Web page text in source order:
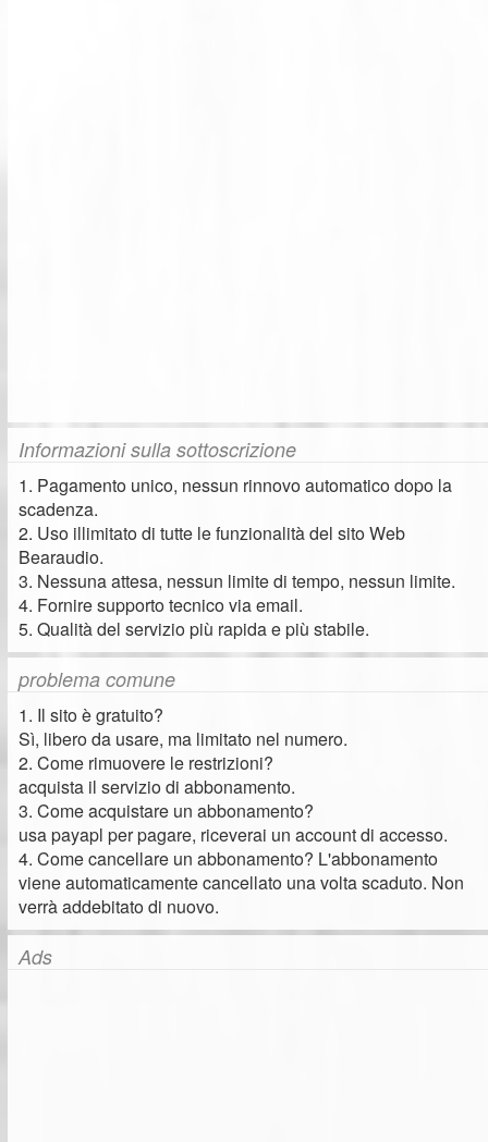
Informazioni sulla sottoscrizione
1. Pagamento unico, nessun rinnovo automatico dopo la
scadenza.
2. Uso illimitato di tutte le funzionalità del sito Web
Bearaudio.
3. Nessuna attesa, nessun limite di tempo, nessun limite.
4. Fornire supporto tecnico via email.
5. Qualità del servizio più rapida e più stabile.
problema comune
1. Il sito è gratuito?
Sì, libero da usare, ma limitato nel numero.
2. Come rimuovere le restrizioni?
acquista il servizio di abbonamento.
3. Come acquistare un abbonamento?
usa payapl per pagare, riceverai un account di accesso.
4. Come cancellare un abbonamento? L'abbonamento
viene automaticamente cancellato una volta scaduto. Non
verrà addebitato di nuovo.
Ads